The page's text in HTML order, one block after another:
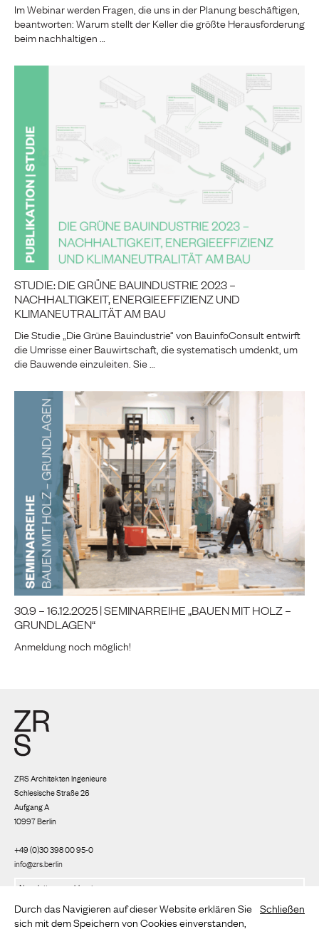
Im Webinar werden Fragen, die uns in der Planung beschäftigen,
beantworten: Warum stellt der Keller die größte Herausforderung
beim nachhaltigen …
STUDIE: DIE GRÜNE BAUINDUSTRIE 2023 –
NACHHALTIGKEIT, ENERGIEEFFIZIENZ UND
KLIMANEUTRALITÄT AM BAU
Die Studie „Die Grüne Bauindustrie“ von BauinfoConsult entwirft
die Umrisse einer Bauwirtschaft, die systematisch umdenkt, um
die Bauwende einzuleiten. Sie …
30.9 – 16.12.2025 | SEMINARREIHE „BAUEN MIT HOLZ –
GRUNDLAGEN“
Anmeldung noch möglich!
ZRS Architekten Ingenieure
Schlesische Straße 26
Aufgang A
10997 Berlin
+49 (0)30 398 00 95-0
info@zrs.berlin
Wir nutzen Rapidmail Datenschutzbestimmungen
Durch das Navigieren auf dieser Website erklären Sie
sich mit dem Speichern von Cookies einverstanden,
Schließen